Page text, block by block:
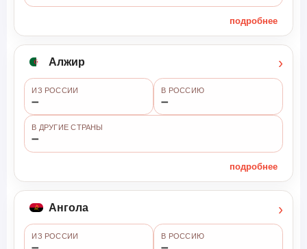
подробнее
Алжир ›
ИЗ РОССИИ
➖
В РОССИЮ
➖
В ДРУГИЕ СТРАНЫ
➖
подробнее
Ангола ›
ИЗ РОССИИ В РОССИЮ